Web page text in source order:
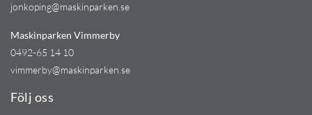
jonkoping@maskinparken.se
Maskinparken Vimmerby
0492-65 14 10
vimmerby@maskinparken.se
Följ oss